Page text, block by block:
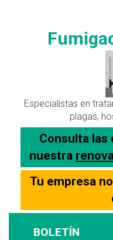
Especialistas en
plagas,
Consulta las
nuestra
Tu empresa
BOLETÍN